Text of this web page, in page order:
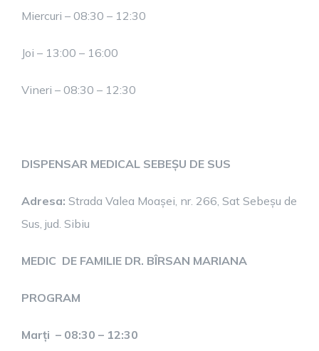
Miercuri – 08:30 – 12:30
Joi – 13:00 – 16:00
Vineri – 08:30 – 12:30
DISPENSAR MEDICAL SEBEȘU DE SUS
Adresa: Strada Valea Moașei, nr. 266, Sat Sebeșu de
Sus, jud. Sibiu
MEDIC DE FAMILIE DR. BÎRSAN MARIANA
PROGRAM
Marți – 08:30 – 12:30